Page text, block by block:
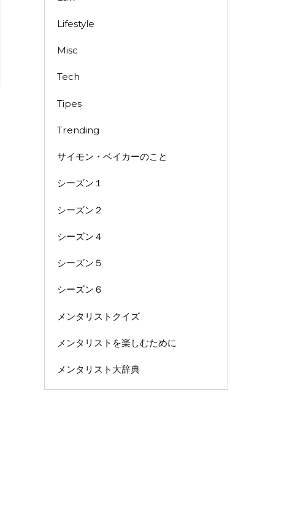
Lifestyle
Misc
Tech
Tipes
Trending
サイモン・ベイカーのこと
シーズン１
シーズン２
シーズン４
シーズン５
シーズン６
メンタリストクイズ
メンタリストを楽しむために
メンタリスト大辞典